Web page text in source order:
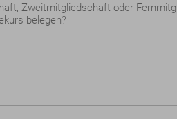
Zweitmitgliedschaft oder
belegen?